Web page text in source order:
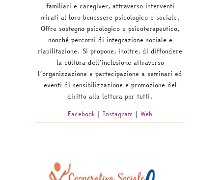
familiari e caregiver, attraverso interventi
mirati al loro benessere psicologico e sociale.
Offre sostegno psicologico e psicoterapeutico,
nonché percorsi di integrazione sociale e
riabilitazione. Si propone, inoltre, di diffondere
la cultura dell’inclusione attraverso
l’organizzazione e partecipazione a seminari ed
eventi di sensibilizzazione e promozione del
diritto alla lettura per tutti.
Facebook | Instagram | Web